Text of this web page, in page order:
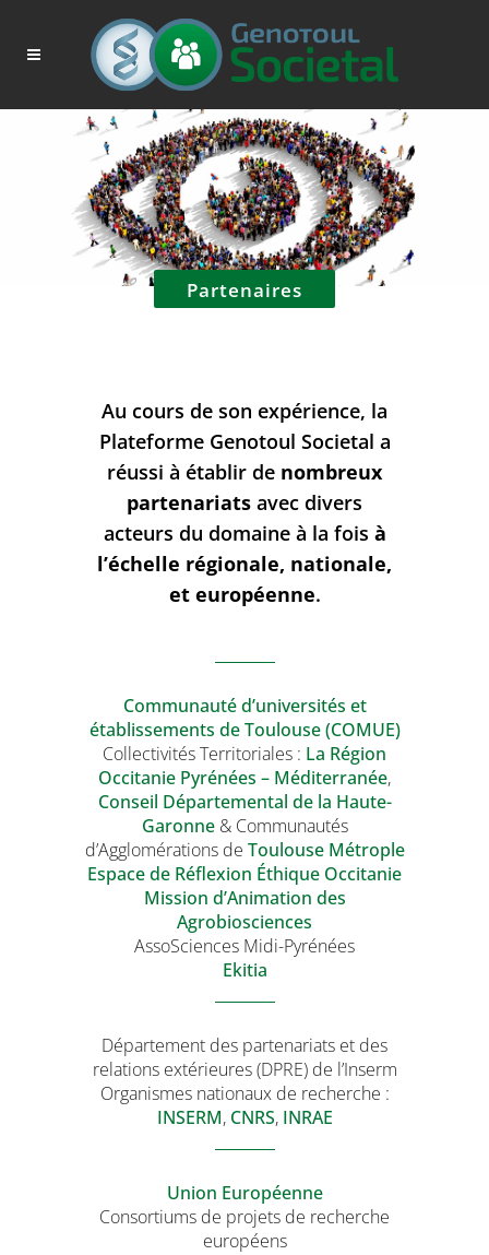
Partenaires
Au cours de son expérience, la
Plateforme Genotoul Societal a
réussi à établir de nombreux
partenariats avec divers
acteurs du domaine à la fois à
l’échelle régionale, nationale,
et européenne.
Communauté d’universités et
établissements de Toulouse (COMUE)
Collectivités Territoriales : La Région
Occitanie Pyrénées – Méditerranée,
Conseil Départemental de la Haute-
Garonne& Communautés
d’Agglomérations de Toulouse Métrople
Espace de Réflexion Éthique Occitanie
Mission d’Animation des
Agrobiosciences
AssoSciences Midi-Pyrénées
Ekitia
Département des partenariats et des
relations extérieures (DPRE) de l’Inserm
Organismes nationaux de recherche :
INSERM, CNRS, INRAE
Union Européenne
Consortiums de projets de recherche
européens